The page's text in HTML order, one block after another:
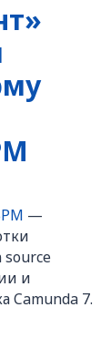
—
и
Camunda 7.